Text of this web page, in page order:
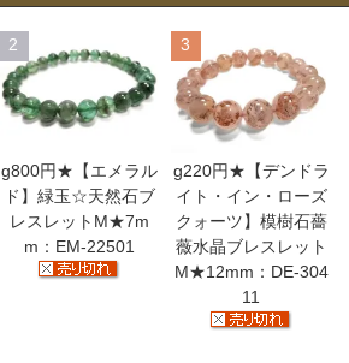
2
g800円★【エメラル
ド】緑玉☆天然石ブ
レスレットM★7m
m：EM-22501
3
g220円★【デンドラ
イト・イン・ローズ
クォーツ】模樹石薔
薇水晶ブレスレット
M★12mm：DE-304
11